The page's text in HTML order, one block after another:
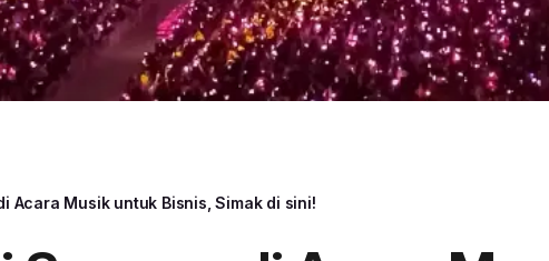
Acara Musik untuk Bisnis, Simak di sini!